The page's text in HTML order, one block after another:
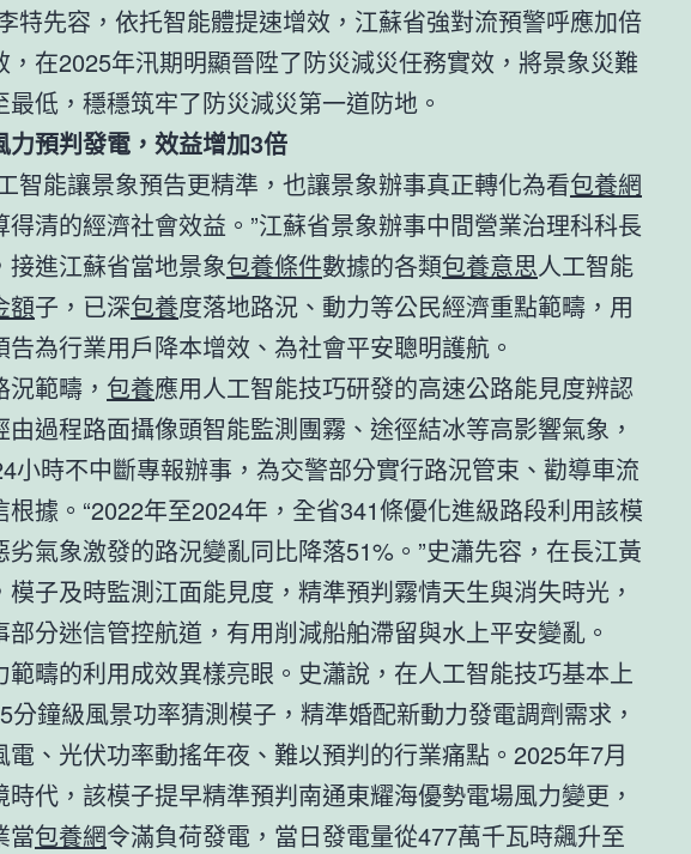
特先容，依托智能體提速增效， 江蘇省強對流預警呼應加倍
，在2025年汛期明顯晉陞了防災減災任務實效，將景象災難
最低，穩穩筑牢了防災減災第一道防地。
力預判發電，效益增加3倍
智能讓景象預告更精準，也讓景象辦事真正轉化為看包養網
得清的經濟社會效益。”江蘇省景象辦事中間營業治理科科長
接進江蘇省當地景象包養條件數據的各類包養意思人工智能
額子，已深包養度落地路況、動力等公民經濟重點範疇，用
告為行業用戶降本增效、為社會平安聰明護航。
況範疇， 包養應用人工智能技巧研發的高速公路能見度辨認
由過程路面攝像頭智能監測團霧、途徑結冰等高影響氣象，
小時不中斷專報辦事，為交警部分實行路況管束、勸導車流
根據。“2022年至2024年，全省341條優化進級路段利用該模
劣氣象激發的路況變亂同比降落51%。”史瀟先容，在長江黃
模子及時監測江面能見度，精準預判霧情天生與消失時光，
部分迷信管控航道，有用削減船舶滯留與水上平安變亂。
範疇的利用成效異樣亮眼。史瀟說，在人工智能技巧基本上
分鐘級風景功率猜測模子，精準婚配新動力發電調劑需求，
電、光伏功率動搖年夜、難以預判的行業痛點。2025年7月
時代，該模子提早精準預判南通東耀海優勢電場風力變更，
當包養網令滿負荷發電，當日發電量從477萬千瓦時飆升至